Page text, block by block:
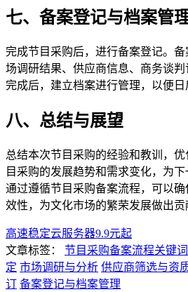
七、备案登记与档案管
完成节目采购后，进行备案登记。
场调研结果、供应商信息、商务谈
完成后，建立档案进行管理，以便日
八、总结与展望
总结本次节目采购的经验和教训，
目采购的发展趋势和需求变化，为下
通过遵循节目采购备案流程，可以
效性，为文化市场的繁荣发展做出贡
高速稳定云服务器9.9元起
文章标签：
节目采购备案流程关键
定 市场调研与分析 供应商筛选与资
订 备案登记与档案管理